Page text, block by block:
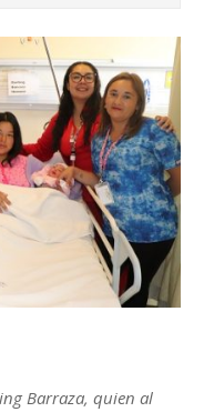
Barraza, quien al